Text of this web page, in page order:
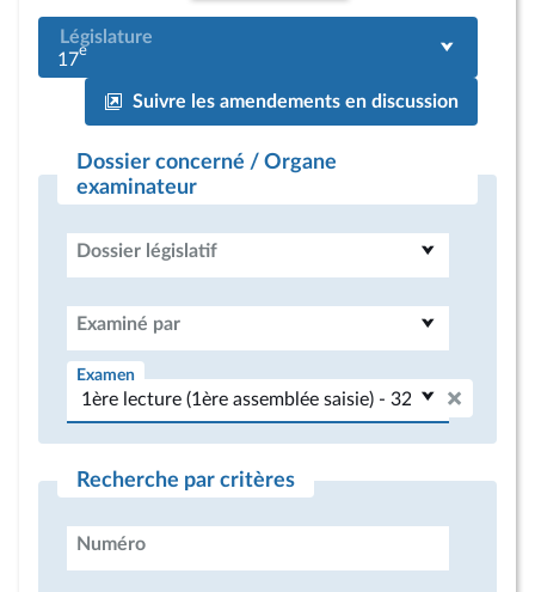
Législature
17e
Suivre les amendements en discussion
Dossier concerné / Organe
examinateur
Dossier législatif
Examiné par
Examen
Recherche par critères
Numéro